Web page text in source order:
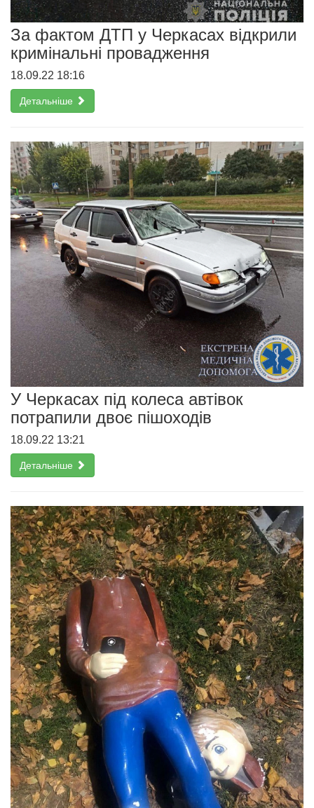
За фактом ДТП у Черкасах відкрили
кримінальні провадження
18.09.22 18:16
Детальніше
У Черкасах під колеса автівок
потрапили двоє пішоходів
18.09.22 13:21
Детальніше